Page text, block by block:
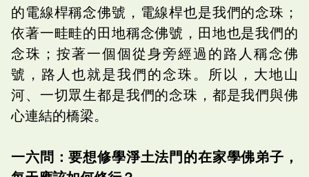
的電線桿稱念佛號，電線桿也是我們的念珠；
依著一畦畦的田地稱念佛號，田地也是我們的
念珠；按著一個個從身旁經過的路人稱念佛
號，路人也就是我們的念珠。所以，大地山
河、一切眾生都是我們的念珠，都是我們與佛
心連結的橋梁。
一六問：要想修學淨土法門的在家學佛弟子，